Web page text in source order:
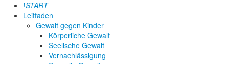
START
Leitfaden
Gewalt gegen Kinder
Körperliche Gewalt
Seelische Gewalt
Vernachlässigung